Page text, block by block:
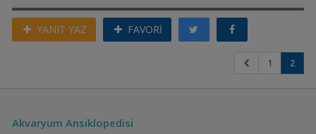
YANIT YAZ FAVORİ
1 2
Akvaryum Ansiklopedisi